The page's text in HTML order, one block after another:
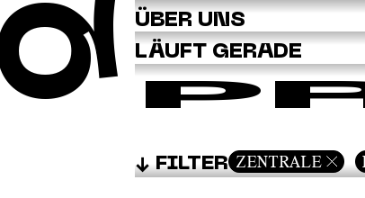
ÜBER UNS
LÄUFT GERADE
FILTER ZENTRALE